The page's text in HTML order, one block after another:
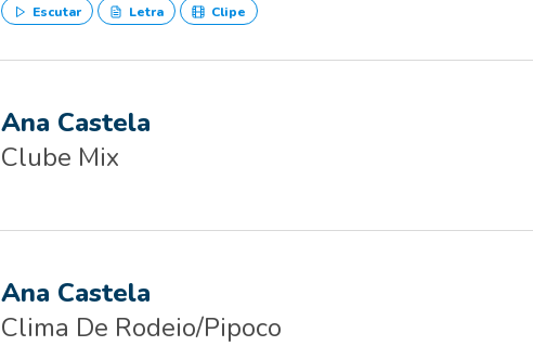
Escutar Letra Clipe
Ana Castela
Clube Mix
Ana Castela
Clima De Rodeio/Pipoco